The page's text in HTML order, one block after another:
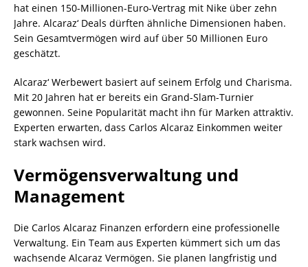
hat einen 150-Millionen-Euro-Vertrag mit Nike über zehn
Jahre. Alcaraz‘ Deals dürften ähnliche Dimensionen haben.
Sein Gesamtvermögen wird auf über 50 Millionen Euro
geschätzt.
Alcaraz‘ Werbewert basiert auf seinem Erfolg und Charisma.
Mit 20 Jahren hat er bereits ein Grand-Slam-Turnier
gewonnen. Seine Popularität macht ihn für Marken attraktiv.
Experten erwarten, dass Carlos Alcaraz Einkommen weiter
stark wachsen wird.
Vermögensverwaltung und
Management
Die Carlos Alcaraz Finanzen erfordern eine professionelle
Verwaltung. Ein Team aus Experten kümmert sich um das
wachsende Alcaraz Vermögen. Sie planen langfristig und